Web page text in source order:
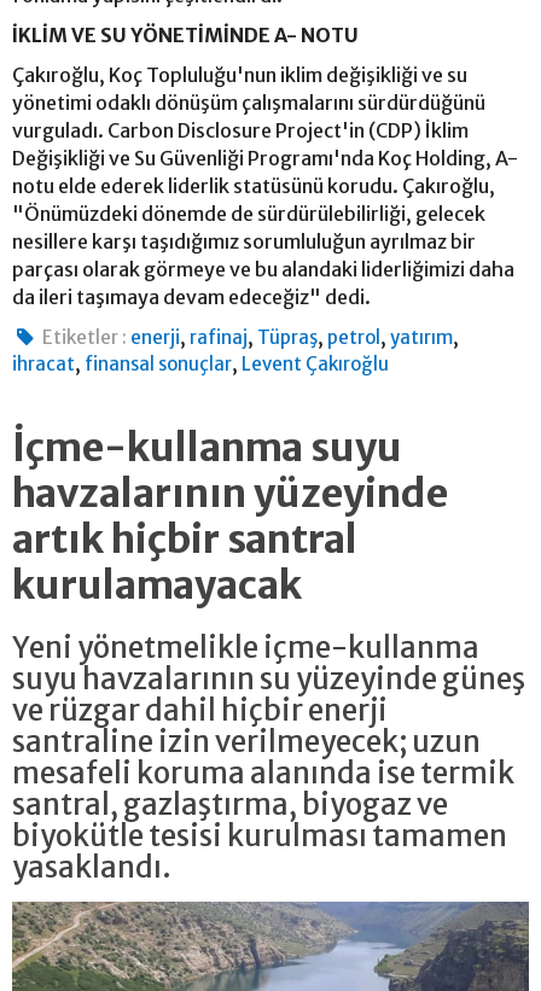
İKLİM VE SU YÖNETİMİNDE A- NOTU
Çakıroğlu, Koç Topluluğu'nun iklim değişikliği ve su
yönetimi odaklı dönüşüm çalışmalarını sürdürdüğünü
vurguladı. Carbon Disclosure Project'in (CDP) İklim
Değişikliği ve Su Güvenliği Programı'nda Koç Holding, A-
notu elde ederek liderlik statüsünü korudu. Çakıroğlu,
"Önümüzdeki dönemde de sürdürülebilirliği, gelecek
nesillere karşı taşıdığımız sorumluluğun ayrılmaz bir
parçası olarak görmeye ve bu alandaki liderliğimizi daha
da ileri taşımaya devam edeceğiz" dedi.
Etiketler : enerji, rafinaj, Tüpraş, petrol ,yatırım,
ihracat, finansal sonuçlar, Levent Çakıroğlu
İçme-kullanma suyu
havzalarının yüzeyinde
artık hiçbir santral
kurulamayacak
Yeni yönetmelikle içme-kullanma
suyu havzalarının su yüzeyinde güneş
ve rüzgar dahil hiçbir enerji
santraline izin verilmeyecek; uzun
mesafeli koruma alanında ise termik
santral, gazlaştırma, biyogaz ve
biyokütle tesisi kurulması tamamen
yasaklandı.